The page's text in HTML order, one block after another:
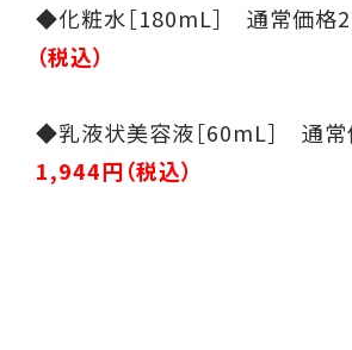
◆化粧水［180mL］ 通常価
（税込）
◆乳液状美容液［60mL］
1,944円（税込）